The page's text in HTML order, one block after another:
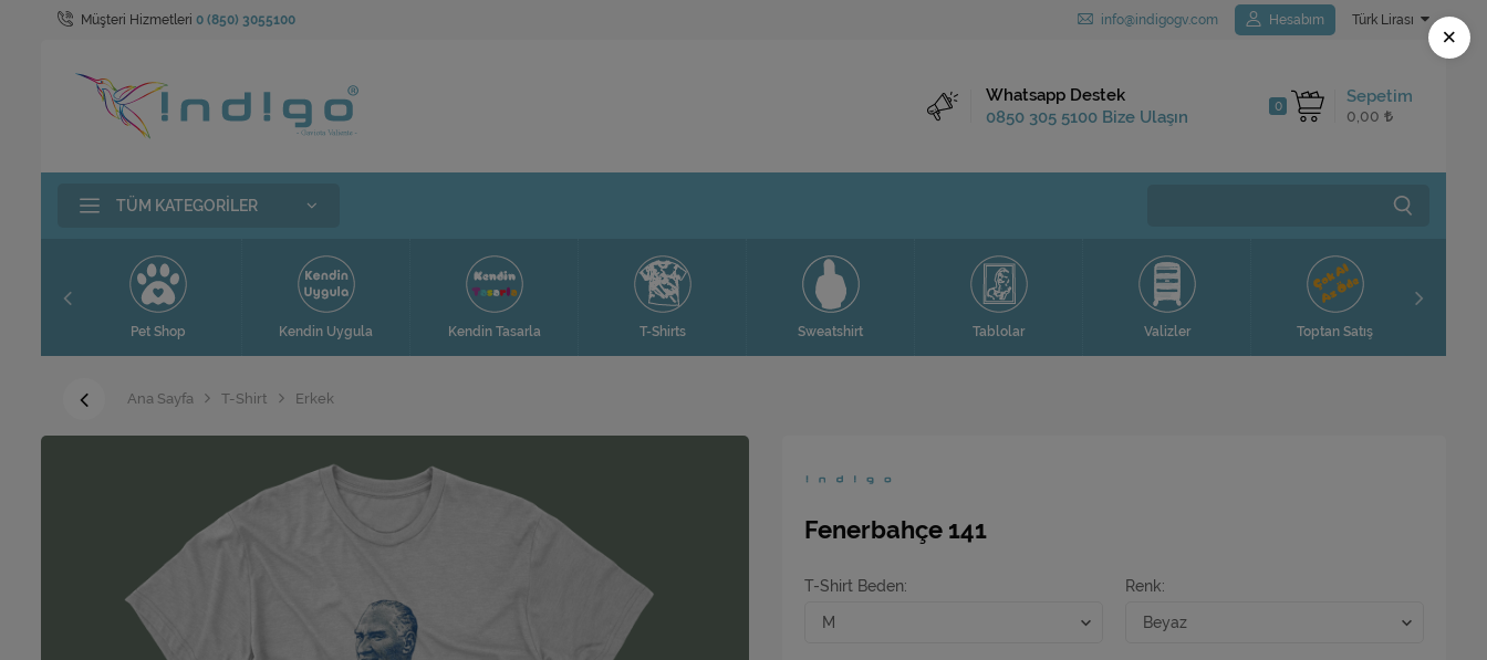
Müşteri Hizmetleri 0 (850) 3055100 info@indigogv.com Hesabım Türk Lirası
Sepetim
0
0,00
Kargo Bedava
1.250 TL ve Üzeri
Whatsapp Destek
0850 305 5100 Bize Ulaşın
TÜM KATEGORILER
Pet Shop Kendin Uygula Kendin Tasarla T-Shirts Sweatshirt Tablolar Valizler Toptan Satış
Ana Sayfa T-Shirt Erkek
Fenerbahçe 141
T-Shirt Beden Renk
×